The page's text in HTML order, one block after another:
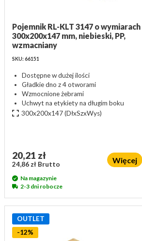
Pojemnik RL-KLT 3147 o wymiarach
300x200x147 mm, niebieski, PP,
wzmacniany
SKU: 66151
Dostępne w dużej ilości
Gładkie dno z 4 otworami
Wzmocnione żebrami
Uchwyt na etykiety na długim boku
300x200x147(DłxSzxWys)
20,21 zł
24,86 zł Brutto Więcej
Na magazynie
2-3 dni robocze
OUTLET
-12%